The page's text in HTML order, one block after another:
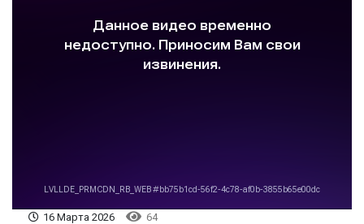
16 Марта 2026 64